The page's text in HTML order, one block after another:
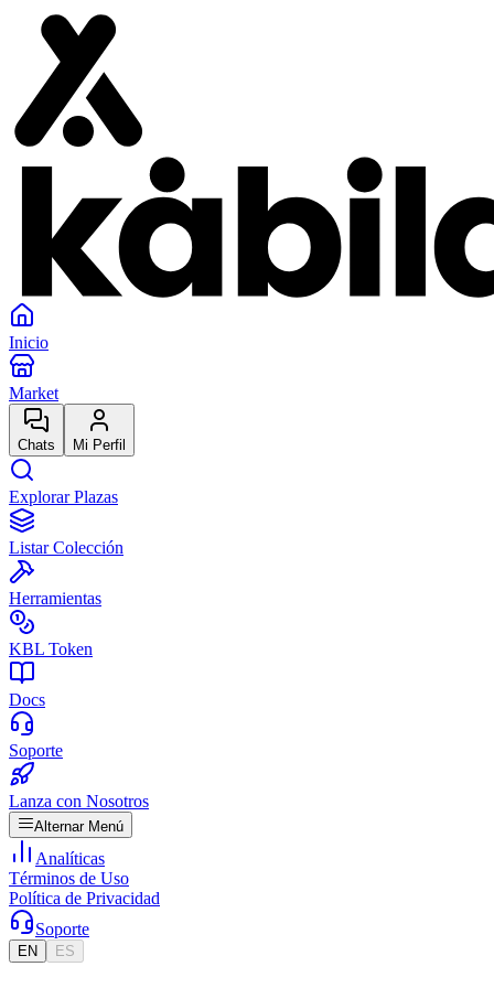
Inicio
Market
Chats Mi Perfil
Explorar Plazas
Listar Colección
Herramientas
KBL Token
Docs
Soporte
Lanza con Nosotros
Alternar Menú
Analíticas
Términos de Uso
Política de Privacidad
Soporte
EN ES